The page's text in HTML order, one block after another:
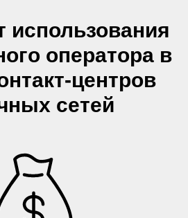
использования
оператора в
центров
сетей